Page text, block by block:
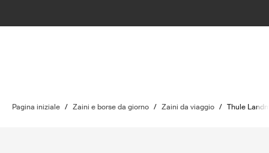
Pagina iniziale / Zaini e borse da giorno / Zaini da viaggio / Thule